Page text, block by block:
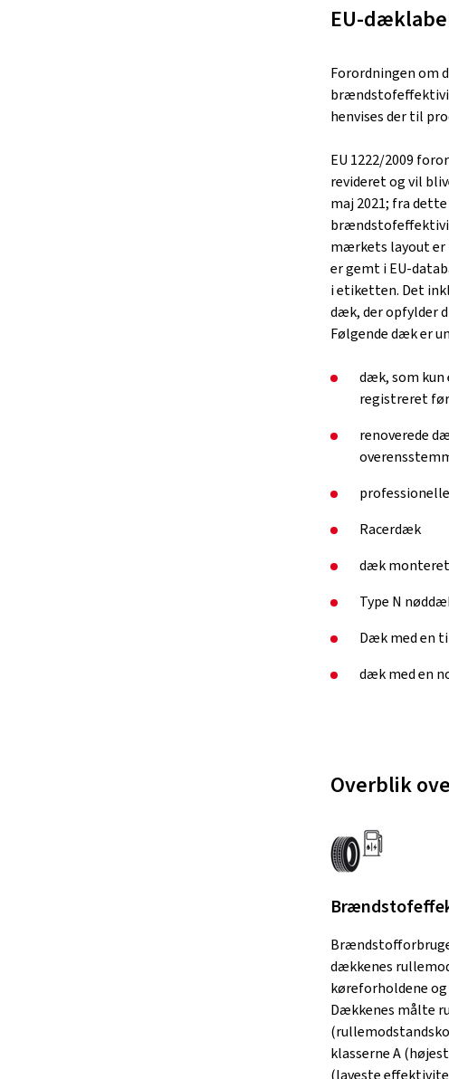
EU-
Forordningen om
henvises der til
EU 1222/2009
revideret og vil
maj 2021; fra
mærkets layout er
er gemt i EU-
i etiketten. Det
dæk, der opfylder
Følgende dæk er
dæk, som
registreret
renoverede
Racerdæk
dæk monteret
Type N
Dæk med en
dæk med en
Overblik
dækkenes
køreforholdene
Dækkenes målte
klasserne A